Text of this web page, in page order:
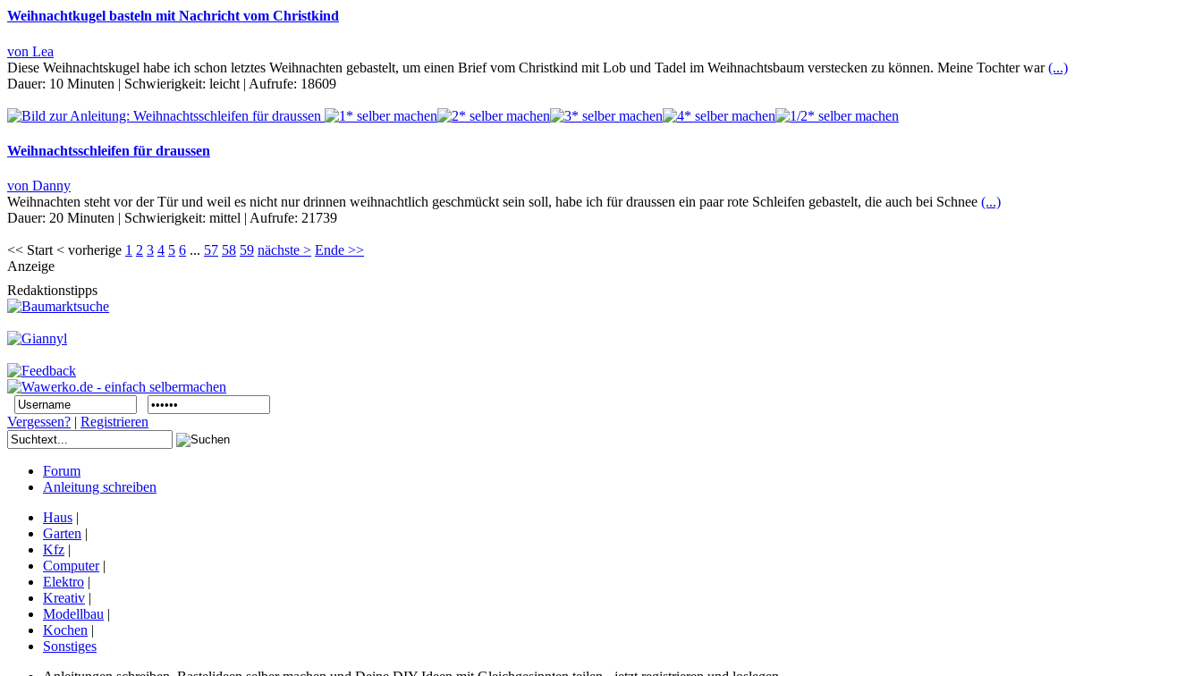
Weihnachtkugel basteln mit Nachricht vom Christkind
von Lea
Diese Weihnachtskugel habe ich schon letztes Weihnachten gebastelt, um einen Brief vom Christkind mit Lob und Tadel im Weihnachtsbaum verstecken zu können. Meine Tochter war(...)
Dauer: 10 Minuten | Schwierigkeit: leicht | Aufrufe: 18609
Weihnachtsschleifen für draussen
von Danny
Weihnachten steht vor der Tür und weil es nicht nur drinnen weihnachtlich geschmückt sein soll, habe ich für draussen ein paar rote Schleifen gebastelt, die auch bei Schnee (...)
Dauer: 20 Minuten | Schwierigkeit: mittel | Aufrufe: 21739
<< Start < vorherige 1 2 3 4 5 6 ... 57 58 59 nächste > Ende >>
Anzeige
Redaktionstipps
Vergessen? | Registrieren
Forum
Anleitung schreiben
Haus |
Garten |
Kfz |
Computer|
Elektro |
Kreativ |
Modellbau |
Kochen |
Sonstiges